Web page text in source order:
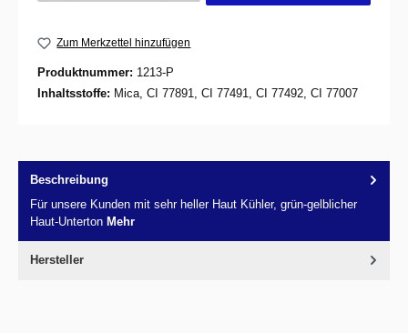
Zum Merkzettel hinzufügen
Produktnummer: 1213-P
Inhaltsstoffe: Mica, CI 77891, CI 77491, CI 77492, CI 77007
Beschreibung
Für unsere Kunden mit sehr heller Haut Kühler, grün-gelblicher
Haut-Unterton Mehr
Hersteller